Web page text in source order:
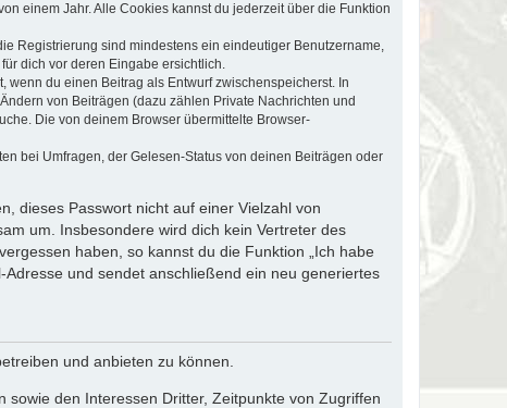
einem Jahr. Alle Cookies kannst du jederzeit über die Funktion
Registrierung sind mindestens ein eindeutiger Benutzername,
dich vor deren Eingabe ersichtlich.
du einen Beitrag als Entwurf zwischenspeicherst. In
von Beiträgen (dazu zählen Private Nachrichten und
Die von deinem Browser übermittelte Browser-
bei Umfragen, der Gelesen-Status von deinen Beiträgen oder
dieses Passwort nicht auf einer Vielzahl von
um. Insbesondere wird dich kein Vertreter des
haben, so kannst du die Funktion „Ich habe
und sendet anschließend ein neu generiertes
und anbieten zu können.
den Interessen Dritter, Zeitpunkte von Zugriffen